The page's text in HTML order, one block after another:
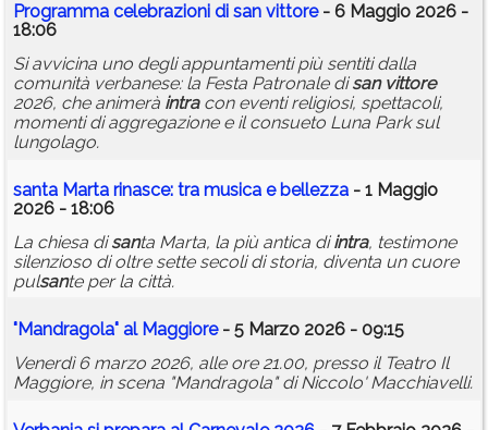
Programma celebrazioni di san vittore- 6 Maggio 2026 -
18:06
Si avvicina uno degli appuntamenti più sentiti dalla
comunità verbanese: la Festa Patronale disan vittore
2026, che animerà intracon eventi religiosi, spettacoli,
momenti di aggregazione e il consueto Luna Park sul
lungolago.
santa Marta rinasce: tra musica e bellezza - 1 Maggio
2026 - 18:06
La chiesa disanta Marta, la più antica diintra, testimone
silenzioso di oltre sette secoli di storia, diventa un cuore
pulsante per la città.
"Mandragola" al Maggiore- 5 Marzo 2026 - 09:15
Venerdì 6 marzo 2026, alle ore 21.00, presso il Teatro Il
Maggiore, in scena "Mandragola" di Niccolo' Macchiavelli.